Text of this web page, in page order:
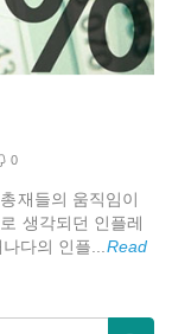
0
재들의 움직임이
생각되던 인플레
다의 인플... Read